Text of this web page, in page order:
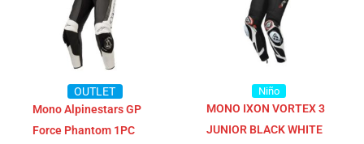
OUTLET
Mono Alpinestars GP
Force Phantom 1PC
Niño
MONO IXON VORTEX 3
JUNIOR BLACK WHITE